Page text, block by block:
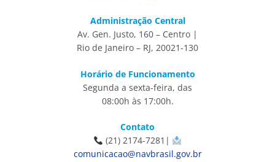
Administração Central
Av. Gen. Justo, 160 – Centro |
Rio de Janeiro – RJ, 20021-130
Horário de Funcionamento
Segunda a sexta-feira, das
08:00h às 17:00h.
Contato
(21) 2174-7281|
comunicacao@navbrasil.gov.br